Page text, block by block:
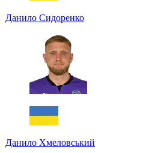
Данило Сидоренко
Данило Хмеловський